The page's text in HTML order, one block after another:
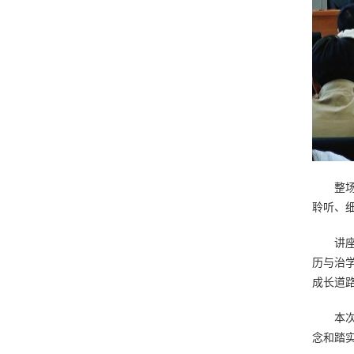
整场
聆听、
讲座
历与治
成长道
本次
念和踏